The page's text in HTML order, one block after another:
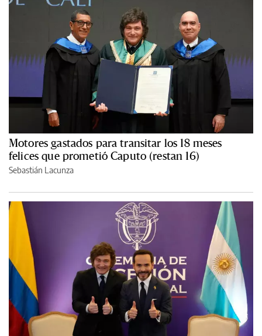
Motores gastados para transitar los 18 meses
felices que prometió Caputo (restan 16)
Sebastián Lacunza